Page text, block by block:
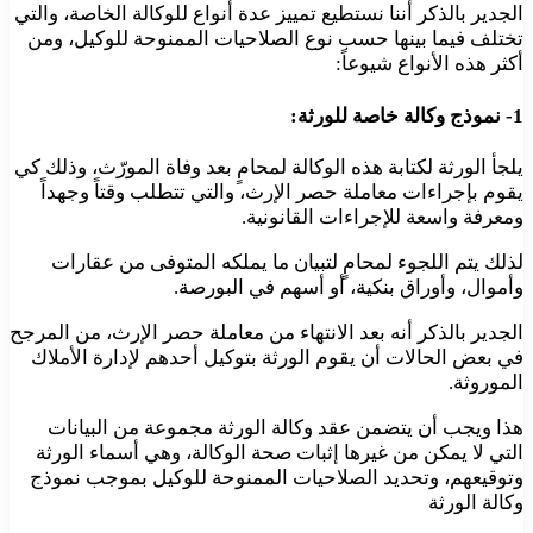
الجدير بالذكر أننا نستطيع تمييز عدة أنواع للوكالة الخاصة، والتي
تختلف فيما بينها حسب نوع الصلاحيات الممنوحة للوكيل، ومن
أكثر هذه الأنواع شيوعاً:
1- نموذج وكالة خاصة للورثة:
يلجأ الورثة لكتابة هذه الوكالة لمحامٍ بعد وفاة المورّث، وذلك كي
يقوم بإجراءات معاملة حصر الإرث، والتي تتطلب وقتاً وجهداً
ومعرفة واسعة للإجراءات القانونية.
لذلك يتم اللجوء لمحامٍ لتبيان ما يملكه المتوفى من عقارات
وأموال، وأوراق بنكية، أو أسهم في البورصة.
الجدير بالذكر أنه بعد الانتهاء من معاملة حصر الإرث، من المرجح
في بعض الحالات أن يقوم الورثة بتوكيل أحدهم لإدارة الأملاك
الموروثة.
هذا ويجب أن يتضمن عقد وكالة الورثة مجموعة من البيانات
التي لا يمكن من غيرها إثبات صحة الوكالة، وهي أسماء الورثة
وتوقيعهم، وتحديد الصلاحيات الممنوحة للوكيل بموجب نموذج
وكالة الورثة